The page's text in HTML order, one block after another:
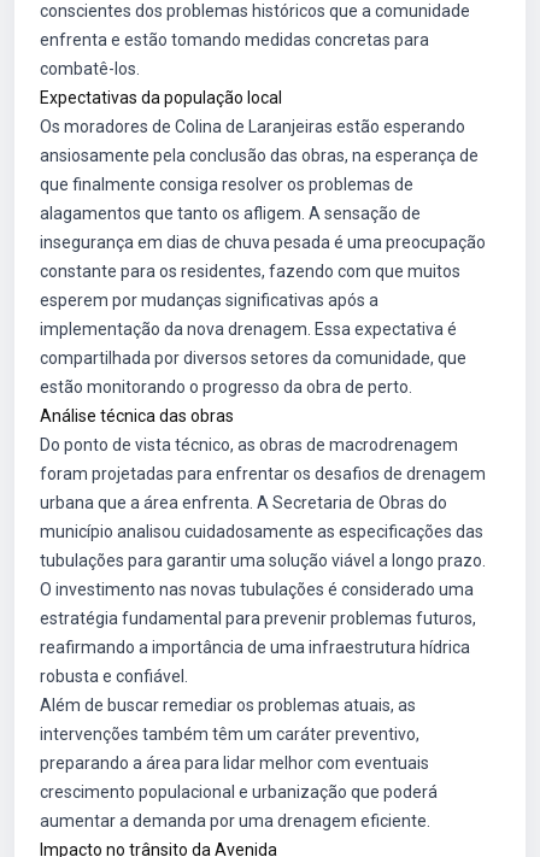
conscientes dos problemas históricos que a comunidade
enfrenta e estão tomando medidas concretas para
combatê-los.
Expectativas da população local
Os moradores de Colina de Laranjeiras estão esperando
ansiosamente pela conclusão das obras, na esperança de
que finalmente consiga resolver os problemas de
alagamentos que tanto os afligem. A sensação de
insegurança em dias de chuva pesada é uma preocupação
constante para os residentes, fazendo com que muitos
esperem por mudanças significativas após a
implementação da nova drenagem. Essa expectativa é
compartilhada por diversos setores da comunidade, que
estão monitorando o progresso da obra de perto.
Análise técnica das obras
Do ponto de vista técnico, as obras de macrodrenagem
foram projetadas para enfrentar os desafios de drenagem
urbana que a área enfrenta. A Secretaria de Obras do
município analisou cuidadosamente as especificações das
tubulações para garantir uma solução viável a longo prazo.
O investimento nas novas tubulações é considerado uma
estratégia fundamental para prevenir problemas futuros,
reafirmando a importância de uma infraestrutura hídrica
robusta e confiável.
Além de buscar remediar os problemas atuais, as
intervenções também têm um caráter preventivo,
preparando a área para lidar melhor com eventuais
crescimento populacional e urbanização que poderá
aumentar a demanda por uma drenagem eficiente.
Impacto no trânsito da Avenida